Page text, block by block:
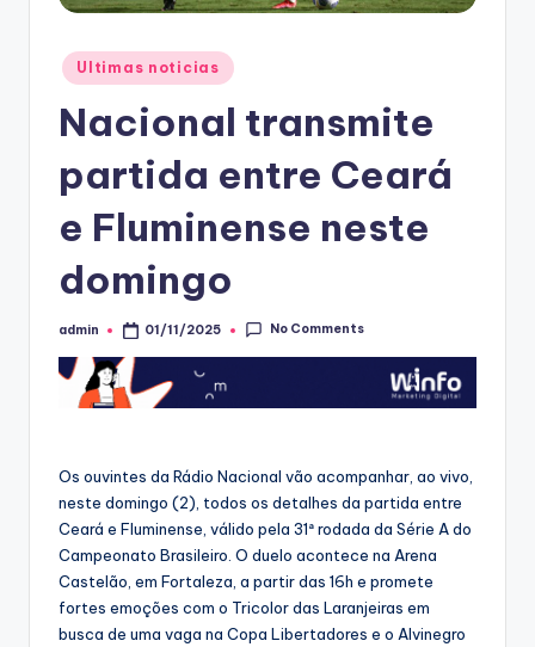
Posted
in
Ultimas noticias
Nacional transmite
partida entre Ceará
e Fluminense neste
domingo
Posted
admin 01/11/2025 No Comments
Os ouvintes da Rádio Nacional vão acompanhar, ao vivo,
neste domingo (2), todos os detalhes da partida entre
Ceará e Fluminense, válido pela 31ª rodada da Série A do
Campeonato Brasileiro. O duelo acontece na Arena
Castelão, em Fortaleza, a partir das 16h e promete
fortes emoções com o Tricolor das Laranjeiras em
busca de uma vaga na Copa Libertadores e o Alvinegro